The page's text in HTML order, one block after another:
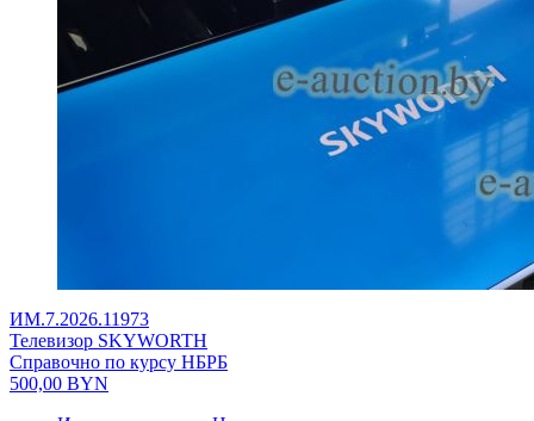
ИМ.7.2026.11973
Телевизор SKYWORTH
Справочно по курсу НБРБ
500,00 BYN